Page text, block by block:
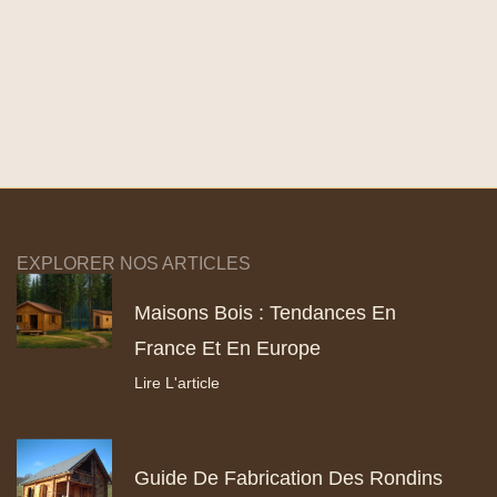
EXPLORER NOS ARTICLES
Maisons Bois : Tendances En
France Et En Europe
Lire L'article
Guide De Fabrication Des Rondins